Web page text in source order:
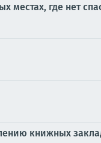
местах, где нет
книжных